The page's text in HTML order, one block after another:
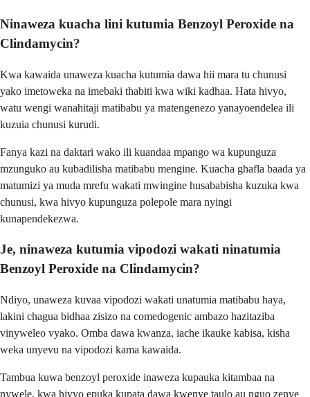
Ninaweza kuacha lini kutumia Benzoyl Peroxide na
Clindamycin?
Kwa kawaida unaweza kuacha kutumia dawa hii mara tu chunusi
yako imetoweka na imebaki thabiti kwa wiki kadhaa. Hata hivyo,
watu wengi wanahitaji matibabu ya matengenezo yanayoendelea ili
kuzuia chunusi kurudi.
Fanya kazi na daktari wako ili kuandaa mpango wa kupunguza
mzunguko au kubadilisha matibabu mengine. Kuacha ghafla baada ya
matumizi ya muda mrefu wakati mwingine husababisha kuzuka kwa
chunusi, kwa hivyo kupunguza polepole mara nyingi
kunapendekezwa.
Je, ninaweza kutumia vipodozi wakati ninatumia
Benzoyl Peroxide na Clindamycin?
Ndiyo, unaweza kuvaa vipodozi wakati unatumia matibabu haya,
lakini chagua bidhaa zisizo na comedogenic ambazo hazitaziba
vinyweleo vyako. Omba dawa kwanza, iache ikauke kabisa, kisha
weka unyevu na vipodozi kama kawaida.
Tambua kuwa benzoyl peroxide inaweza kupauka kitambaa na
nywele, kwa hivyo epuka kupata dawa kwenye taulo au nguo zenye